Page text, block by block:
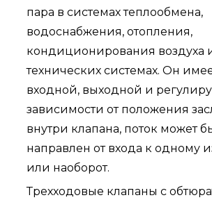
пара в системах теплообмена,
водоснабжения, отопления,
кондиционирования воздуха
технических системах. Он
входной, выходной и
зависимости от положения
внутри клапана, поток может
направлен от входа к одному
или наоборот.
Трехходовые клапаны с